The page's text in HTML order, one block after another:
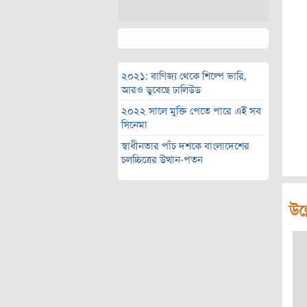
২০২১: বাণিজ্য থেকে শিল্পে ভারি,
আরও ডুবেছে ঢালিউড
২০২২ সালে মুক্তি পেতে পারে এই সব
সিনেমা
স্বাধীনতার পাঁচ দশকে বাংলাদেশের
চলচ্চিত্রের উত্থান-পতন